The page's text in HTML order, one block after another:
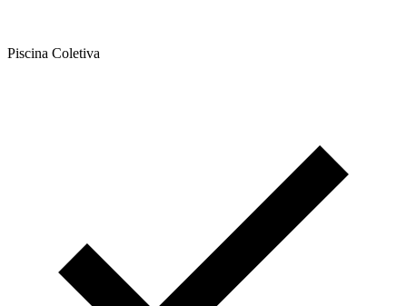
Piscina Coletiva